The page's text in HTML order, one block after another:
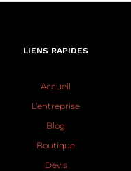
LIENS RAPIDES
Accueil
L’entreprise
Blog
Boutique
Devis